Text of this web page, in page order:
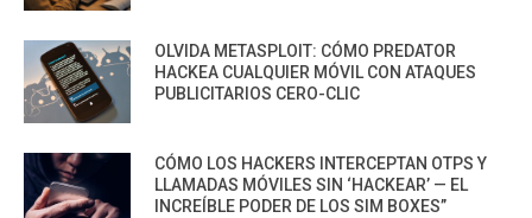
OLVIDA METASPLOIT: CÓMO PREDATOR
HACKEA CUALQUIER MÓVIL CON ATAQUES
PUBLICITARIOS CERO-CLIC
CÓMO LOS HACKERS INTERCEPTAN OTPS Y
LLAMADAS MÓVILES SIN ‘HACKEAR’ — EL
INCREÍBLE PODER DE LOS SIM BOXES”